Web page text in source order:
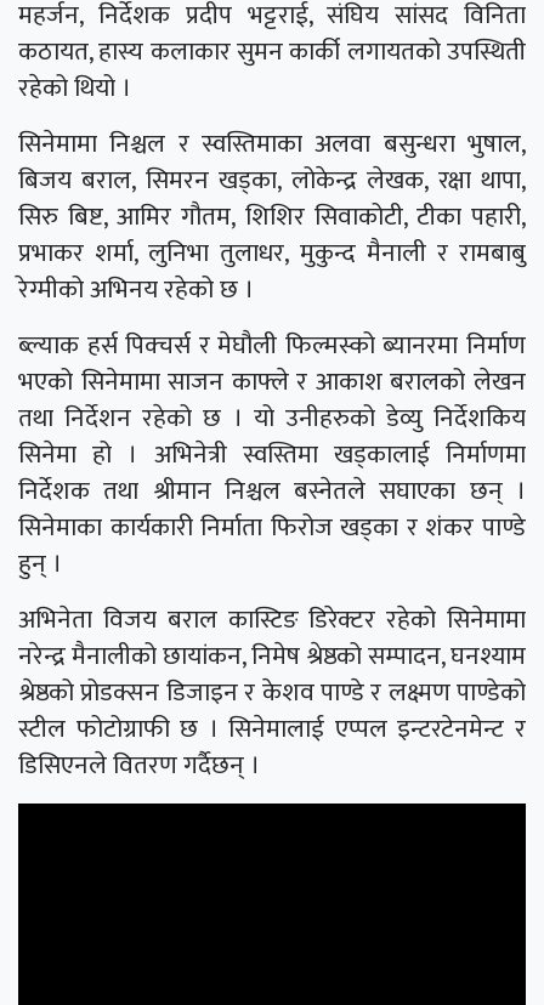
महर्जन, निर्देशक प्रदीप भट्टराई, संघिय सांसद विनिता
कठायत, हास्य कलाकार सुमन कार्की लगायतको उपस्थिती
रहेको थियो ।
सिनेमामा निश्चल र स्वस्तिमाका अलवा बसुन्धरा भुषाल,
बिजय बराल, सिमरन खड्का, लोकेन्द्र लेखक, रक्षा थापा,
सिरु बिष्ट, आमिर गौतम, शिशिर सिवाकोटी, टीका पहारी,
प्रभाकर शर्मा, लुनिभा तुलाधर, मुकुन्द मैनाली र रामबाबु
रेग्मीको अभिनय रहेको छ ।
ब्ल्याक हर्स पिक्चर्स र मेघौली फिल्मस्को ब्यानरमा निर्माण
भएको सिनेमामा साजन काफ्ले र आकाश बरालको लेखन
तथा निर्देशन रहेको छ । यो उनीहरुको डेव्यु निर्देशकिय
सिनेमा हो । अभिनेत्री स्वस्तिमा खड्कालाई निर्माणमा
निर्देशक तथा श्रीमान निश्चल बस्नेतले सघाएका छन् ।
सिनेमाका कार्यकारी निर्माता फिरोज खड्का र शंकर पाण्डे
हुन् ।
अभिनेता विजय बराल कास्टिङ डिरेक्टर रहेको सिनेमामा
नरेन्द्र मैनालीको छायांकन, निमेष श्रेष्ठको सम्पादन, घनश्याम
श्रेष्ठको प्रोडक्सन डिजाइन र केशव पाण्डे र लक्ष्मण पाण्डेको
स्टील फोटोग्राफी छ । सिनेमालाई एप्पल इन्टरटेनमेन्ट र
डिसिएनले वितरण गर्दैछन् ।